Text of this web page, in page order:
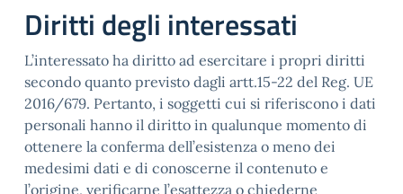
Diritti degli interessati
L’interessato ha diritto ad esercitare i propri diritti
secondo quanto previsto dagli artt.15-22 del Reg. UE
2016/679. Pertanto, i soggetti cui si riferiscono i dati
personali hanno il diritto in qualunque momento di
ottenere la conferma dell’esistenza o meno dei
medesimi dati e di conoscerne il contenuto e
l’origine, verificarne l’esattezza o chiederne